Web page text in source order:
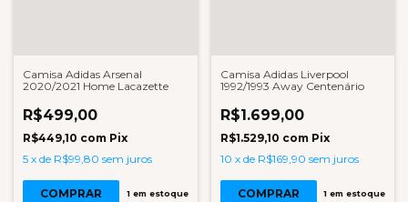
Camisa Adidas Arsenal
2020/2021 Home Lacazette
R$499,00
R$449,10 com Pix
5 x de R$99,80 sem juros
COMPRAR 1em estoque
Camisa Adidas Liverpool
1992/1993 Away Centenário
R$1.699,00
R$1.529,10 com Pix
10 x de R$169,90 sem juros
COMPRAR 1 em estoque